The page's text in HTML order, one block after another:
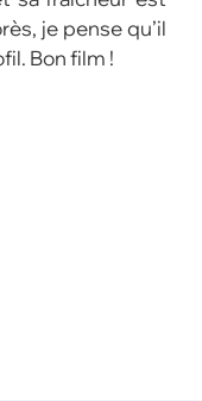
je pense qu’il
Bon film !